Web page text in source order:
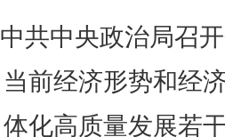
中共中央政治局召
当前经济形势和经
体化高质量发展若